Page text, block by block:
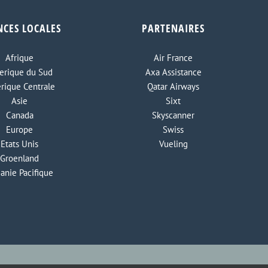
LOCALES
Afrique
du Sud
Centrale
Asie
Canada
Europe
Etats Unis
Groenland
Pacifique
PARTENAIRES
Air France
Axa Assistance
Qatar Airways
Sixt
Skyscanner
Swiss
Vueling